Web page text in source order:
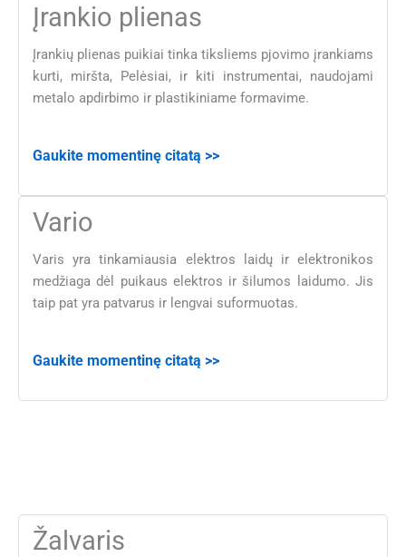
Įrankio plienas
Įrankių plienas puikiai tinka tiksliems pjovimo įrankiams
kurti, miršta, Pelėsiai, ir kiti instrumentai, naudojami
metalo apdirbimo ir plastikiniame formavime.
Gaukite momentinę citatą >>
Vario
Varis yra tinkamiausia elektros laidų ir elektronikos
medžiaga dėl puikaus elektros ir šilumos laidumo. Jis
taip pat yra patvarus ir lengvai suformuotas.
Gaukite momentinę citatą >>
Žalvaris